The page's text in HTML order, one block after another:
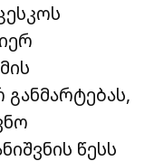
წესს